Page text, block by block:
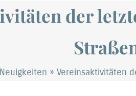
der
» Vereinsaktivitäten